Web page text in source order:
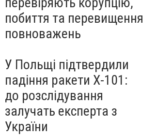
побиття та перевищення
повноважень
У Польщі підтвердили
падіння ракети Х-101:
до розслідування
залучать експерта з
України